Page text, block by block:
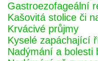
Gastroezofageální
Kašovitá stolice či
Krvácivé průjmy
Kyselé zapáchající
Nadýmání a bolesti